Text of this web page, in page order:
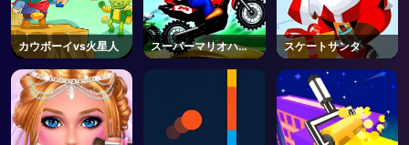
カウボーイvs火星人
スーパーマリオハロ
ウィンウィリー
スケートサンタ